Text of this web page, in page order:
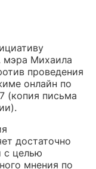
мэра Михаила
проведения
онлайн по
(копия письма
достаточно
с целью
мнения по